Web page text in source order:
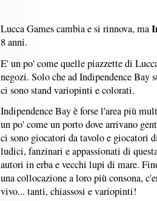
Lucca Games cambia e si rinnova, ma
8 anni.
E' un po' come quelle piazzette di
negozi. Solo che ad Indipendence
ci sono stand variopinti e colorati.
Indipendence Bay è forse l'area più
un po' come un porto dove arrivano
ci sono giocatori da tavolo e giocatori
ludici, fanzinari e appassionati di
autori in erba e vecchi lupi di mare.
una collocazione a loro più consona,
vivo... tanti, chiassosi e variopinti!